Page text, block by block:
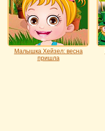
Малышка Хейзел: весна
пришла